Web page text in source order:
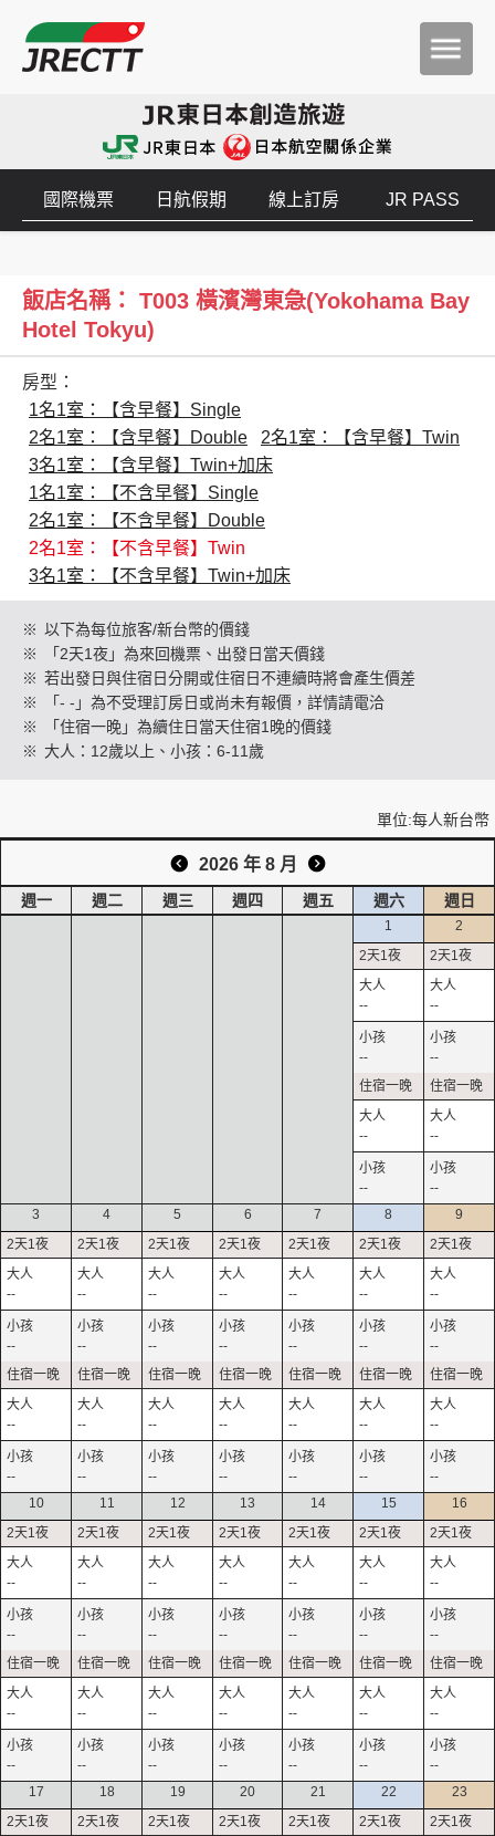
創造旅遊
國際機票 日航假期 線上訂房 JR PASS
飯店名稱： T003 橫濱灣東急(Yokohama Bay
Hotel Tokyu)
房型：
1名1室：【含早餐】Single
2名1室：【含早餐】Double
2名1室：【含早餐】Twin
3名1室：【含早餐】Twin+加床
1名1室：【不含早餐】Single
2名1室：【不含早餐】Double
2名1室：【不含早餐】Twin
3名1室：【不含早餐】Twin+加床
※ 以下為每位旅客/新台幣的價錢
※
「2天1夜」為來回機票、出發日當天價錢
※ 若出發日與住宿日分開或住宿日不連續時將會產生價差
※
「- -」為不受理訂房日或尚未有報價，詳情請電洽
※
「住宿一晚」為續住日當天住宿1晚的價錢
※ 大人：12歲以上、小孩：6-11歲
單位:每人新台幣
2026 年 8 月
週一 週二 週三 週四 週五 週六 週日
1
--
--
--
--
2
--
--
--
--
3
--
--
--
--
4
--
--
--
--
5
--
--
--
--
6
--
--
--
--
7
--
--
--
--
8
--
--
--
--
9
--
--
--
--
10
--
--
--
--
11
--
--
--
--
12
--
--
--
--
13
--
--
--
--
14
--
--
--
--
15
--
--
--
--
16
--
--
--
--
17
18 19 20 21 22 23